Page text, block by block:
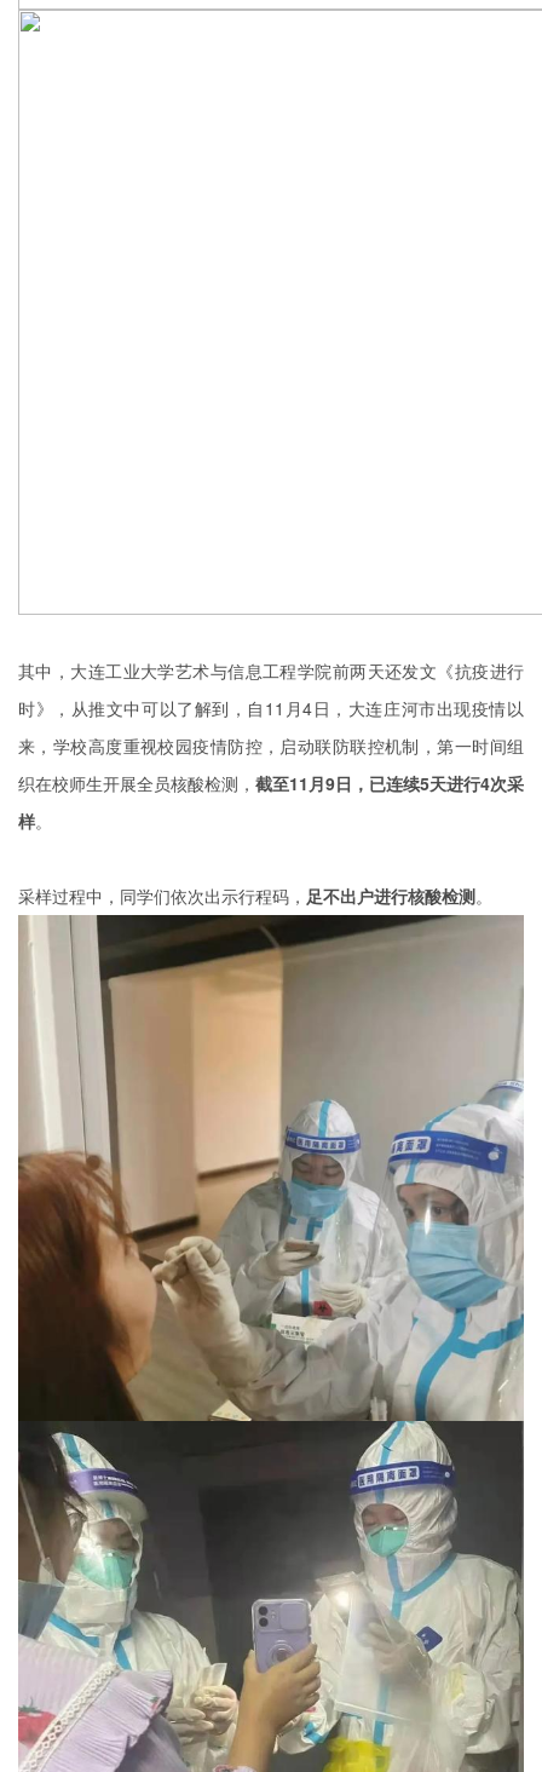
其中，大连工业大学艺术与信息工程学院前两天还发文《抗疫进行
时》，从推文中可以了解到，自11月4日，大连庄河市出现疫情以
来，学校高度重视校园疫情防控，启动联防联控机制，第一时间组
织在校师生开展全员核酸检测， 截至11月9日，已连续5天进行4次采
样。
采样过程中，同学们依次出示行程码， 足不出户进行核酸检测。